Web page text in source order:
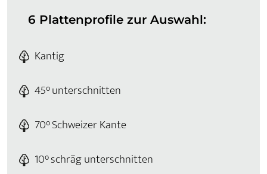
6 Plattenprofile zur Auswahl:
Kantig
45° unterschnitten
70° Schweizer Kante
10° schräg unterschnitten